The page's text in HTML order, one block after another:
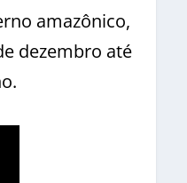
amazônico,
dezembro até